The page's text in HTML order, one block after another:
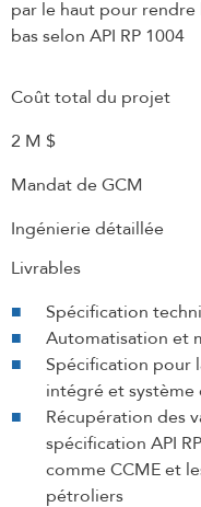
par le haut pour
bas selon API RP 1004
Coût total du projet
2 M $
Mandat de GCM
Ingénierie détaillée
Livrables
Spécification
Automatisation et
Spécification pour
intégré et système
Récupération des
spécification API
comme CCME et
pétroliers